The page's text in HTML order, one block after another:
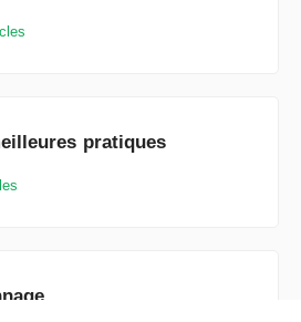
pratiques